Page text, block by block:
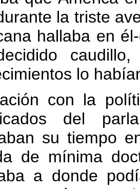
la triste
hallaba en
lo
con la
del
su tiempo
de mínima
a donde